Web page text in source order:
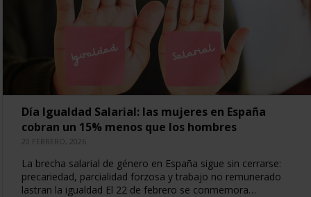
Día Igualdad Salarial: las mujeres en España
cobran un 15% menos que los hombres
20 FEBRERO, 2026
La brecha salarial de género en España sigue sin cerrarse:
precariedad, parcialidad forzosa y trabajo no remunerado
lastran la igualdad El 22 de febrero se conmemora…